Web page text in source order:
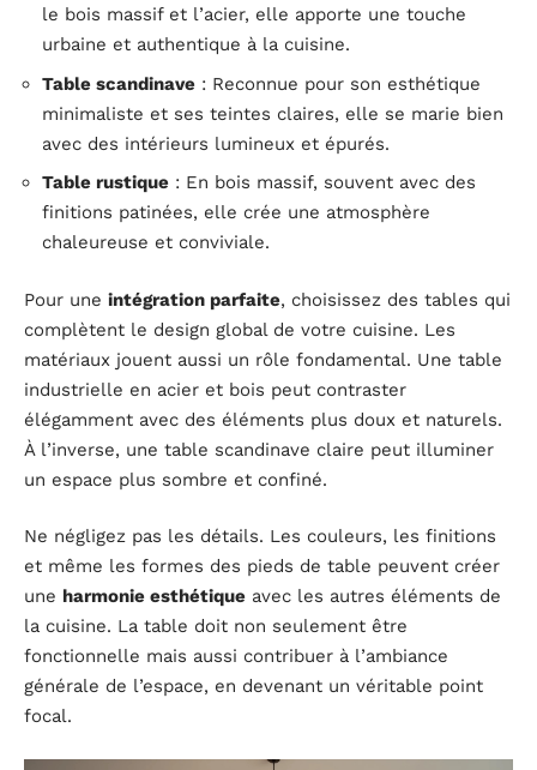
le bois massif et l’acier, elle apporte une touche
urbaine et authentique à la cuisine.
Table scandinave : Reconnue pour son esthétique
minimaliste et ses teintes claires, elle se marie bien
avec des intérieurs lumineux et épurés.
Table rustique : En bois massif, souvent avec des
finitions patinées, elle crée une atmosphère
chaleureuse et conviviale.
Pour une intégration parfaite, choisissez des tables qui
complètent le design global de votre cuisine. Les
matériaux jouent aussi un rôle fondamental. Une table
industrielle en acier et bois peut contraster
élégamment avec des éléments plus doux et naturels.
À l’inverse, une table scandinave claire peut illuminer
un espace plus sombre et confiné.
Ne négligez pas les détails. Les couleurs, les finitions
et même les formes des pieds de table peuvent créer
une harmonie esthétique avec les autres éléments de
la cuisine. La table doit non seulement être
fonctionnelle mais aussi contribuer à l’ambiance
générale de l’espace, en devenant un véritable point
focal.